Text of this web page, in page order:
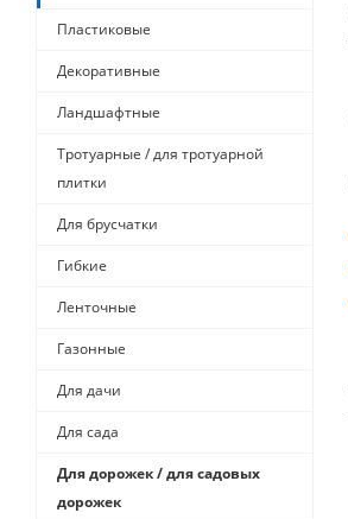
Пластиковые
Декоративные
Ландшафтные
Тротуарные / для тротуарной
плитки
Для брусчатки
Гибкие
Ленточные
Газонные
Для дачи
Для сада
Для дорожек / для садовых
дорожек